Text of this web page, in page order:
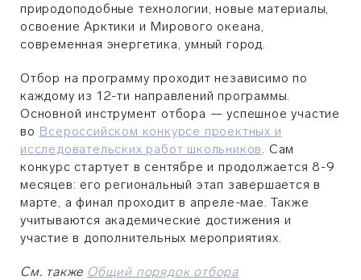
природоподобные технологии, новые материалы,
освоение Арктики и Мирового океана,
современная энергетика, умный город.
Отбор на программу проходит независимо по
каждому из 12-ти направлений программы.
Основной инструмент отбора — успешное участие
во Всероссийском конкурсе проектных и
исследовательских работ школьников. Сам
конкурс стартует в сентябре и продолжается 8-9
месяцев: его региональный этап завершается в
марте, а финал проходит в апреле-мае. Также
учитываются академические достижения и
участие в дополнительных мероприятиях.
См. также Общий порядок отбора